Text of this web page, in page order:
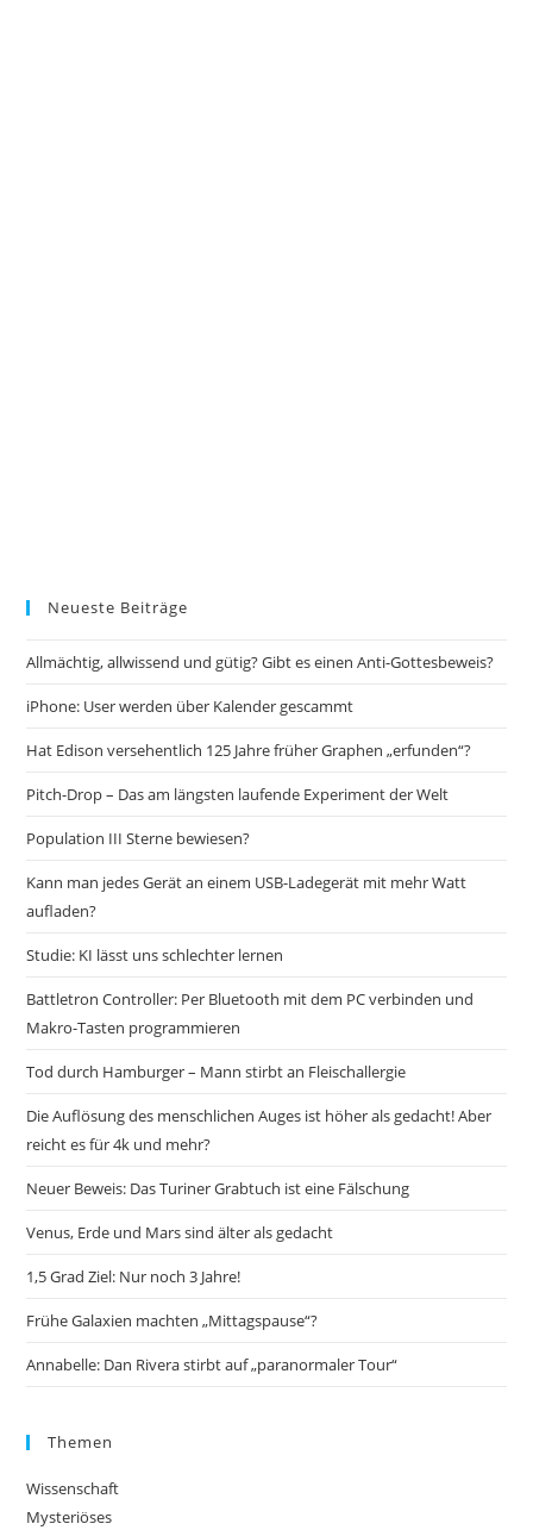
Neueste Beiträge
Allmächtig, allwissend und gütig? Gibt es einen Anti-Gottesbeweis?
iPhone: User werden über Kalender gescammt
Hat Edison versehentlich 125 Jahre früher Graphen „erfunden“?
Pitch-Drop – Das am längsten laufende Experiment der Welt
Population III Sterne bewiesen?
Kann man jedes Gerät an einem USB-Ladegerät mit mehr Watt
aufladen?
Studie: KI lässt uns schlechter lernen
Battletron Controller: Per Bluetooth mit dem PC verbinden und
Makro-Tasten programmieren
Tod durch Hamburger – Mann stirbt an Fleischallergie
Die Auflösung des menschlichen Auges ist höher als gedacht! Aber
reicht es für 4k und mehr?
Neuer Beweis: Das Turiner Grabtuch ist eine Fälschung
Venus, Erde und Mars sind älter als gedacht
1,5 Grad Ziel: Nur noch 3 Jahre!
Frühe Galaxien machten „Mittagspause“?
Annabelle: Dan Rivera stirbt auf „paranormaler Tour“
Themen
Wissenschaft
Mysteriöses